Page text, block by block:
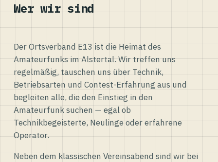
Wer wir sind
Der Ortsverband E13 ist die Heimat des
Amateurfunks im Alstertal. Wir treffen uns
regelmäßig, tauschen uns über Technik,
Betriebsarten und Contest-Erfahrung aus und
begleiten alle, die den Einstieg in den
Amateurfunk suchen — egal ob
Technikbegeisterte, Neulinge oder erfahrene
Operator.
Neben dem klassischen Vereinsabend sind wir bei